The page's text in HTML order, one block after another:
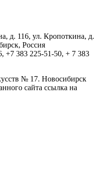
д. 116, ул. Кропоткина, д.
Россия
+7 383 225-51-50, + 7 383
№ 17. Новосибирск
сайта ссылка на